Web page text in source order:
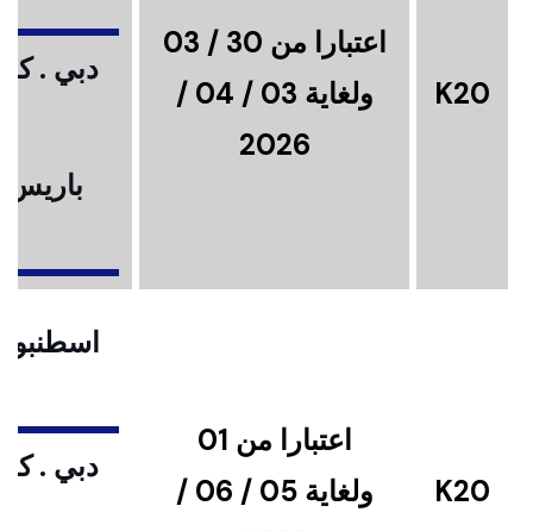
K20
اعتبارا من 30 / 03
ولغاية 03 / 04 /
2026
دبي .
باريس
K20
اعتبارا من 01
ولغاية 05 / 06 /
دبي .